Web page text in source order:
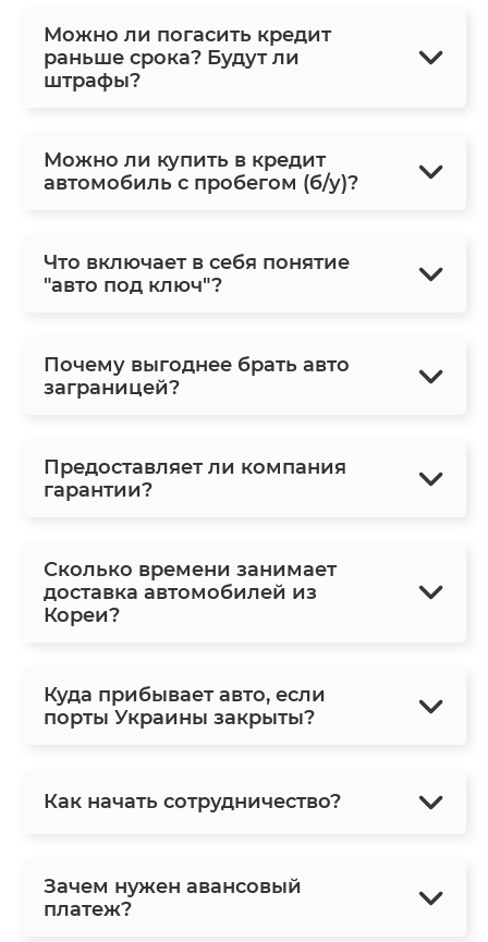
Можно ли погасить кредит
раньше срока? Будут ли
штрафы?
Можно ли купить в кредит
автомобиль с пробегом (б/у)?
Что включает в себя понятие
"авто под ключ"?
Почему выгоднее брать авто
заграницей?
Предоставляет ли компания
гарантии?
Сколько времени занимает
доставка автомобилей из
Кореи?
Куда прибывает авто, если
порты Украины закрыты?
Как начать сотрудничество?
Зачем нужен авансовый
платеж?